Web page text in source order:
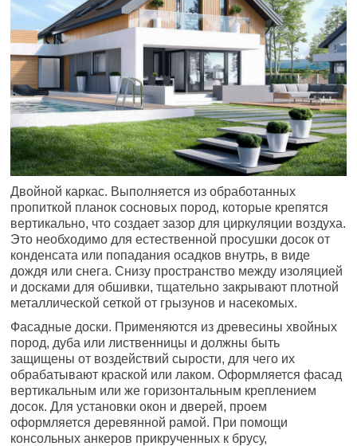
Двойной каркас. Выполняется из обработанных
пропиткой планок сосновых пород, которые крепятся
вертикально, что создает зазор для циркуляции воздуха.
Это необходимо для естественной просушки досок от
конденсата или попадания осадков внутрь, в виде
дождя или снега. Снизу пространство между изоляцией
и досками для обшивки, тщательно закрывают плотной
металлической сеткой от грызунов и насекомых.
Фасадные доски. Применяются из древесины хвойных
пород, дуба или лиственницы и должны быть
защищены от воздействий сырости, для чего их
обрабатывают краской или лаком. Оформляется фасад
вертикальным или же горизонтальным креплением
досок. Для установки окон и дверей, проем
оформляется деревянной рамой. При помощи
консольных анкеров прикрученных к брусу,